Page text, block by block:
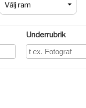
Välj ram
Underrubrik